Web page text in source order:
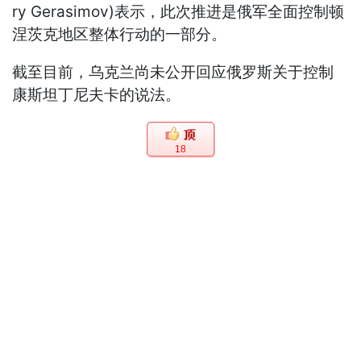
ry Gerasimov)表示，此次推进是俄军全面控制顿
涅茨克地区整体行动的一部分。
截至目前，乌克兰尚未公开回应俄罗斯关于控制
康斯坦丁尼夫卡的说法。
18